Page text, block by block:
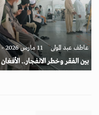
عاطف عبد المولى 11 مارس 2026 - 11:19
بين الفقر وخطر الانفجار..